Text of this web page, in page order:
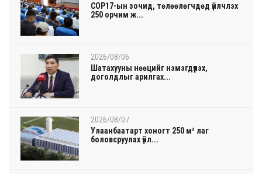
COP17-ын зочид, төлөөлөгчдөд үйлчлэх
250 орчим ж...
2026/08/06
Шатахууны нөөцийг нэмэгдүүлэх,
доголдлыг арилгах...
2026/08/07
Улаанбаатарт хоногт 250 м³ лаг
боловсруулах үйл...